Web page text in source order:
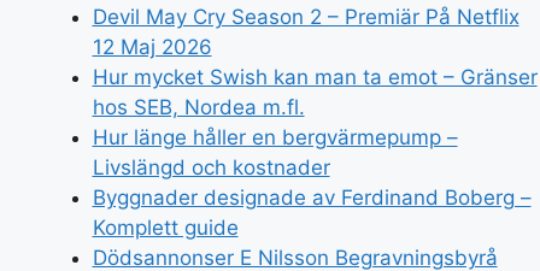
Devil May Cry Season 2 – Premiär På Netflix
12 Maj 2026
Hur mycket Swish kan man ta emot – Gränser
hos SEB, Nordea m.fl.
Hur länge håller en bergvärmepump –
Livslängd och kostnader
Byggnader designade av Ferdinand Boberg –
Komplett guide
Dödsannonser E Nilsson Begravningsbyrå